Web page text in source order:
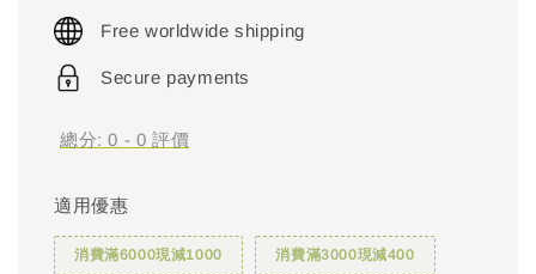
price
Free worldwide shipping
Secure payments
總分:0 - 0 評價
適用優惠
消費滿6000現減1000 消費滿3000現減400